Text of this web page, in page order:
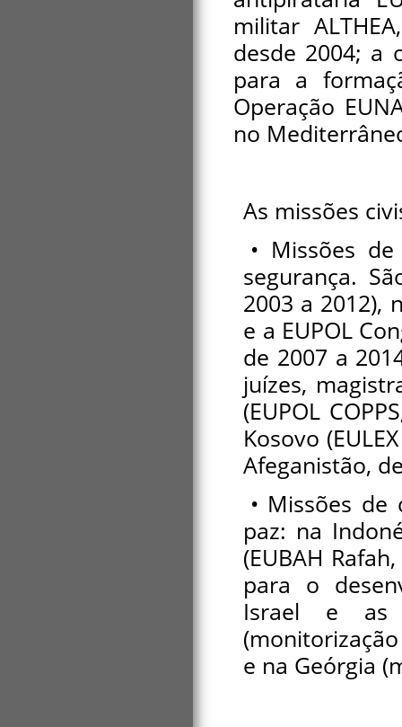
militar
desde 2004; a
para a
Operação
no
As missões
• Missões
segurança.
2003 a 2012),
e a EUPOL
de 2007 a
juízes,
(EUPOL
Kosovo
Afeganistão,
• Missões
paz: na
(EUBAH
para o
Israel e as
e na Geórgia